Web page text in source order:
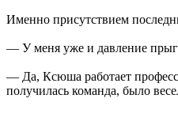
Именно присутствием
— У меня уже и давление
— Да, Ксюша работает
получилась команда, было